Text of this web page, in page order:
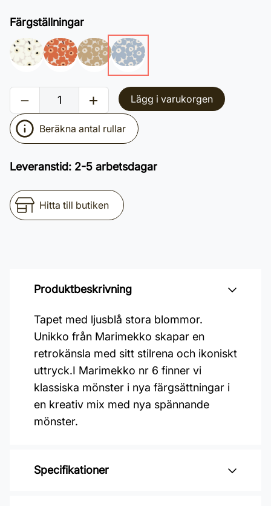
Färgställningar
Lägg i varukorgen
Beräkna antal rullar
Leveranstid: 2-5 arbetsdagar
Hitta till butiken
Produktbeskrivning
Tapet med ljusblå stora blommor.
Unikko från Marimekko skapar en
retrokänsla med sitt stilrena och ikoniskt
uttryck.I Marimekko nr 6 finner vi
klassiska mönster i nya färgsättningar i
en kreativ mix med nya spännande
mönster.
Specifikationer